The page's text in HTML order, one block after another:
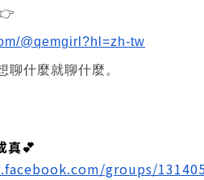
@qemgirl?hl=zh-tw
聊什麼就聊什麼。
真💕
groups/